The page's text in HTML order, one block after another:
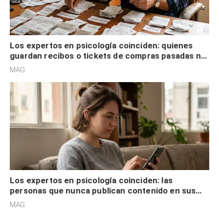
Los expertos en psicología coinciden: quienes
guardan recibos o tickets de compras pasadas no
son acumuladores, sino que tienen necesidad de
MAG.
Los expertos en psicología coinciden: las
personas que nunca publican contenido en sus
redes sociales no pretenden buscar validación
MAG.